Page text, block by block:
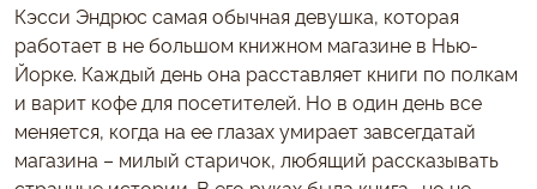
Кэсси Эндрюс самая обычная девушка, которая
работает в не большом книжном магазине в Нью-
Йорке. Каждый день она расставляет книги по полкам
и варит кофе для посетителей. Но в один день все
меняется, когда на ее глазах умирает завсегдатай
магазина – милый старичок, любящий рассказывать